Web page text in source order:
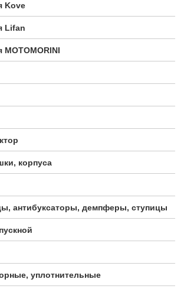
Kove
Lifan
MOTOMORINI
корпуса
антибуксаторы, демпферы, ступицы
уплотнительные